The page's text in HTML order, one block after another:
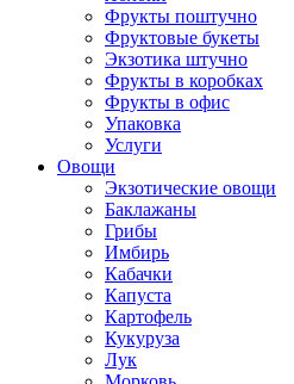
Фрукты поштучно
Фруктовые букеты
Экзотика штучно
Фрукты в коробках
Фрукты в офис
Упаковка
Услуги
Овощи
Экзотические овощи
Баклажаны
Грибы
Имбирь
Кабачки
Капуста
Картофель
Кукуруза
Лук